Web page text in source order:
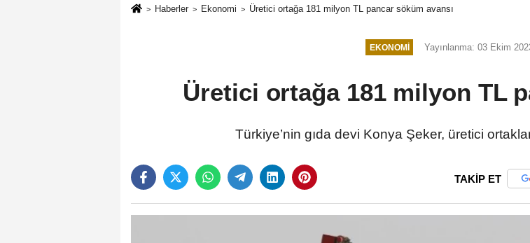
Haberler Ekonomi Üretici ortağa 181 milyon TL pancar söküm avansı
EKONOMI Yayınlanma: 03 Ekim
Üretici ortağa 181 milyon TL
Türkiye’nin gıda devi Konya Şeker, üretici
TAKİP ET